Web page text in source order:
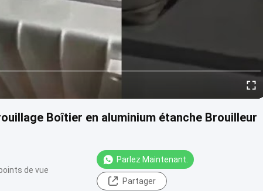
Boîtier en aluminium étanche Brouilleur
de vue
Parlez Maintenant.
Partager